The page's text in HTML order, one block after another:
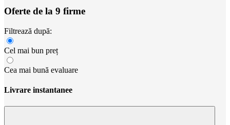
Oferte de la 9 firme
Filtrează după:
Cel mai bun preț
Cea mai bună evaluare
Livrare instantanee